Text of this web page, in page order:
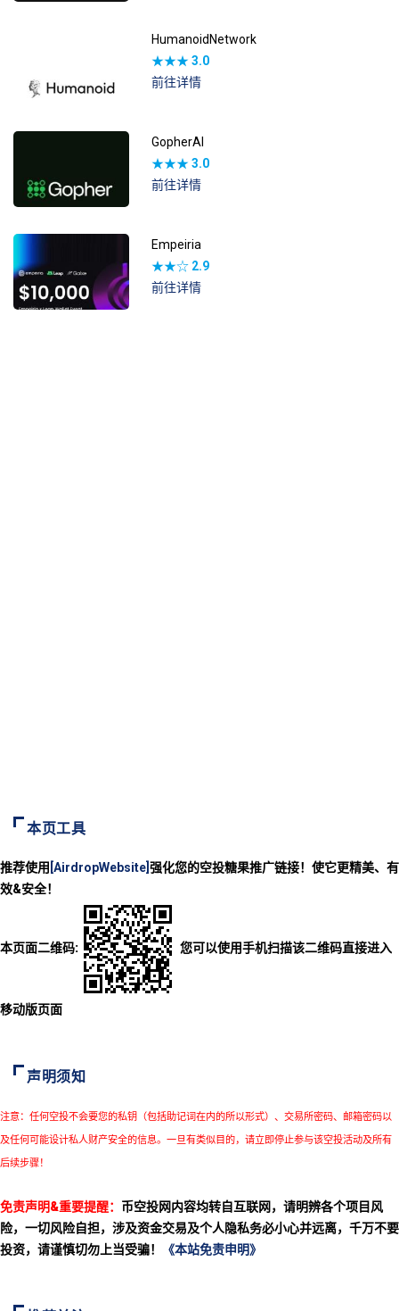
HumanoidNetwork
★★★3.0
前往详情
GopherAI
★★★3.0
前往详情
Empeiria
★★☆ 2.9
前往详情
本页工具
推荐使用 [AirdropWebsite] 强化您的空投糖果推广链接！使它更精美、有
效&安全！
本页面二维码: 您可以使用手机扫描该二维码直接进入
移动版页面
声明须知
注意：任何空投不会要您的私钥（包括助记词在内的所以形式）、交易所密码、邮箱密码以
及任何可能设计私人财产安全的信息。一旦有类似目的，请立即停止参与该空投活动及所有
后续步骤！
免责声明&重要提醒： 币空投网内容均转自互联网，请明辨各个项目风
险，一切风险自担，涉及资金交易及个人隐私务必小心并远离，千万不要
投资，请谨慎切勿上当受骗！
《本站免责申明》